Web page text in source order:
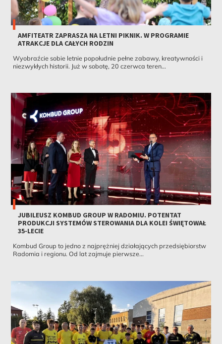
AMFITEATR ZAPRASZA NA LETNI PIKNIK. W PROGRAMIE
ATRAKCJE DLA CAŁYCH RODZIN
Wyobraźcie sobie letnie popołudnie pełne zabawy, kreatywności i
niezwykłych historii. Już w sobotę, 20 czerwca teren...
JUBILEUSZ KOMBUD GROUP W RADOMIU. POTENTAT
PRODUKCJI SYSTEMÓW STEROWANIA DLA KOLEI ŚWIĘTOWAŁ
35-LECIE
Kombud Group to jedno z najprężniej działających przedsiębiorstw
Radomia i regionu. Od lat zajmuje pierwsze...